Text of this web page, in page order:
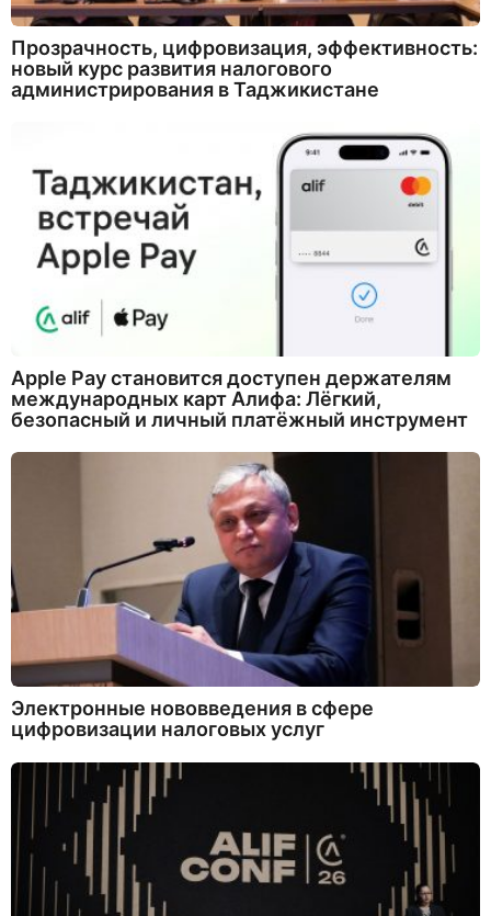
Прозрачность, цифровизация, эффективность:
новый курс развития налогового
администрирования в Таджикистане
Apple Pay становится доступен держателям
международных карт Алифа: Лёгкий,
безопасный и личный платёжный инструмент
Электронные нововведения в сфере
цифровизации налоговых услуг